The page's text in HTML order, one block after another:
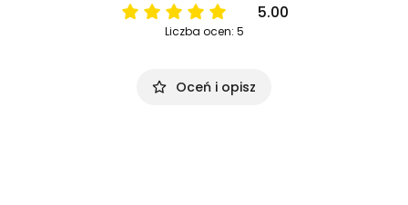
5.00
Liczba ocen: 5
Oceń i opisz